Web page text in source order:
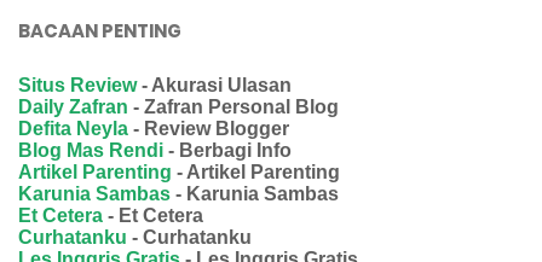
BACAAN PENTING
Situs Review- Akurasi Ulasan
Daily Zafran - Zafran Personal Blog
Defita Neyla - Review Blogger
Blog Mas Rendi - Berbagi Info
Artikel Parenting - Artikel Parenting
Karunia Sambas - Karunia Sambas
Et Cetera - Et Cetera
Curhatanku - Curhatanku